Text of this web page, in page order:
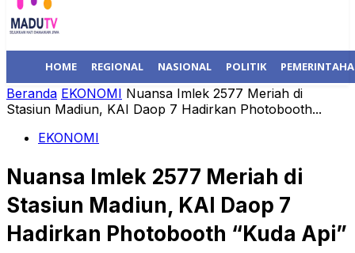
HOME REGIONAL NASIONAL POLITIK
Beranda EKONOMI Nuansa Imlek 2577 Meriah di
Stasiun Madiun, KAI Daop 7 Hadirkan Photobooth...
EKONOMI
Nuansa Imlek 2577 Meriah di
Stasiun Madiun, KAI Daop 7
Hadirkan Photobooth “Kuda Api”